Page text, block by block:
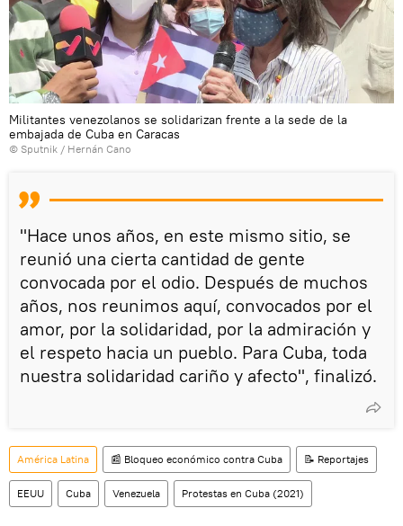
Militantes venezolanos se solidarizan frente a la sede de la
embajada de Cuba en Caracas
© Sputnik / Hernán Cano
"Hace unos años, en este mismo sitio, se
reunió una cierta cantidad de gente
convocada por el odio. Después de muchos
años, nos reunimos aquí, convocados por el
amor, por la solidaridad, por la admiración y
el respeto hacia un pueblo. Para Cuba, toda
nuestra solidaridad cariño y afecto", finalizó.
América Latina 📰 Bloqueo económico contra Cuba 📝 Reportajes
EEUU Cuba Venezuela Protestas en Cuba (2021)